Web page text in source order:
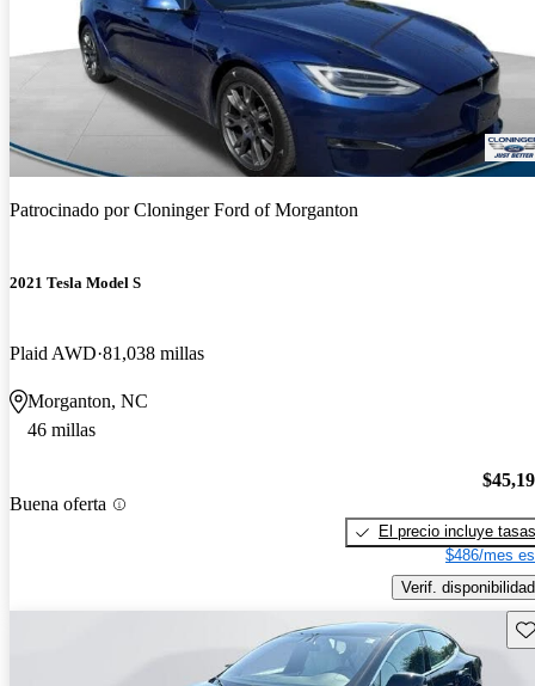
Patrocinado porCloninger Ford of Morganton
2021 Tesla Model S
Plaid AWD 81,038 millas
Morganton, NC
46 millas
Buena oferta
El precio incluye tasas
$486/mes
Verif. disponibilidad